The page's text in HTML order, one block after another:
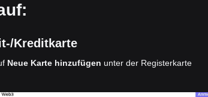
Kreditkarte
Neue Karte hinzufügen unter der Registerkarte